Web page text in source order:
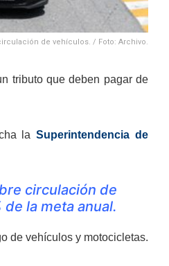
de vehículos. / Foto: Archivo.
tributo que deben pagar de
laSuperintendencia de
circulación de
la meta anual.
de vehículos y motocicletas.